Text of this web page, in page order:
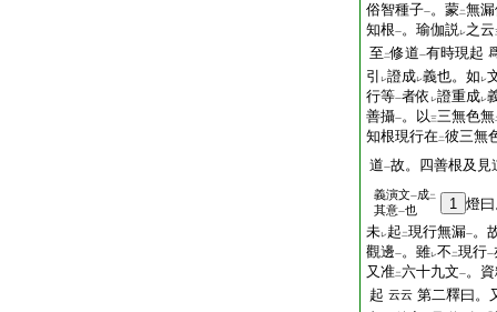
俗智種子一。蒙二無
知根一。瑜伽説レ之云
至 二修道一有時現起
引 レ證成レ義也。如 レ
行等一者依 レ證重成レ
善攝一。以三三無色無
知根現行在二彼三無
道一故。四善根及見
義演文一成二
其意一也 1 燈
未レ起 二現行無漏一。
觀邊一。雖レ不 二現行一
又准二六十九文一。
起 云云 第二釋曰。